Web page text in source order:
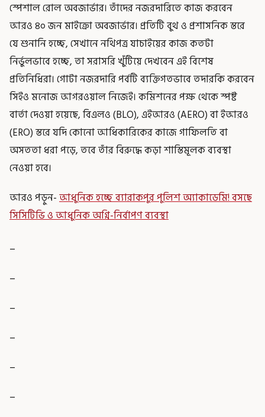
স্পেশাল রোল অবজার্ভার। তাঁদের নজরদারিতে কাজ করবেন
আরও ৪০ জন মাইক্রো অবজার্ভার। প্রতিটি বুথ ও প্রশাসনিক স্তরে
যে শুনানি হচ্ছে, সেখানে নথিপত্র যাচাইয়ের কাজ কতটা
নির্ভুলভাবে হচ্ছে, তা সরাসরি খুঁটিয়ে দেখবেন এই বিশেষ
প্রতিনিধিরা। গোটা নজরদারি পর্বটি ব্যক্তিগতভাবে তদারকি করবেন
সিইও মনোজ আগরওয়াল নিজেই। কমিশনের পক্ষ থেকে স্পষ্ট
বার্তা দেওয়া হয়েছে, বিএলও (BLO), এইআরও (AERO) বা ইআরও
(ERO) স্তরে যদি কোনো আধিকারিকের কাজে গাফিলতি বা
অসততা ধরা পড়ে, তবে তাঁর বিরুদ্ধে কড়া শাস্তিমূলক ব্যবস্থা
নেওয়া হবে।
আরও পড়ুন-আধুনিক হচ্ছে ব্যারাকপুর পুলিশ অ্যাকাডেমি! বসছে
সিসিটিভি ও আধুনিক অগ্নি-নির্বাপণ ব্যবস্থা
_
_
_
_
_
_